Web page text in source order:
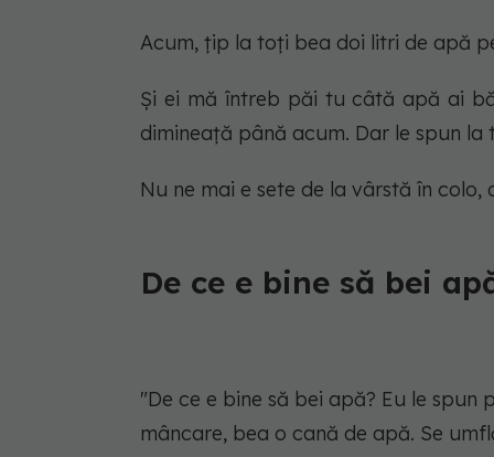
Acum, țip la toți bea doi litri de apă
Și ei mă întreb păi tu câtă apă ai
dimineață până acum. Dar le spun
Nu ne mai e sete de la vârstă în
De ce e bine să bei
"De ce e bine să bei apă? Eu le
mâncare, bea o cană de apă. Se